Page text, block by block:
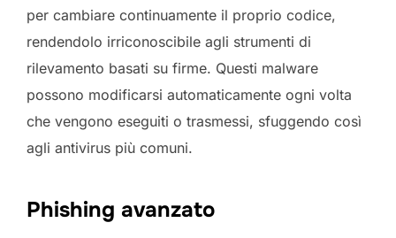
per cambiare continuamente il proprio codice,
rendendolo irriconoscibile agli strumenti di
rilevamento basati su firme. Questi malware
possono modificarsi automaticamente ogni volta
che vengono eseguiti o trasmessi, sfuggendo così
agli antivirus più comuni.
Phishing avanzato